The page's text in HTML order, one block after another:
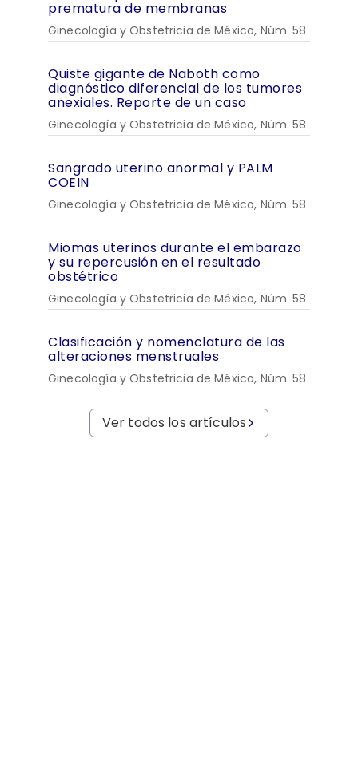
prematura de membranas
Ginecología y Obstetricia de México, Núm. 58
Quiste gigante de Naboth como
diagnóstico diferencial de los tumores
anexiales. Reporte de un caso
Ginecología y Obstetricia de México, Núm. 58
Sangrado uterino anormal y PALM
COEIN
Ginecología y Obstetricia de México, Núm. 58
Miomas uterinos durante el embarazo
y su repercusión en el resultado
obstétrico
Ginecología y Obstetricia de México, Núm. 58
Clasificación y nomenclatura de las
alteraciones menstruales
Ginecología y Obstetricia de México, Núm. 58
Ver todos los artículos